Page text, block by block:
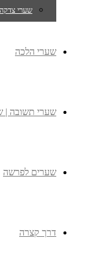
שערי
שערי הלכה
שערי תשובה |
שערים לפרשה
דרך קצרה